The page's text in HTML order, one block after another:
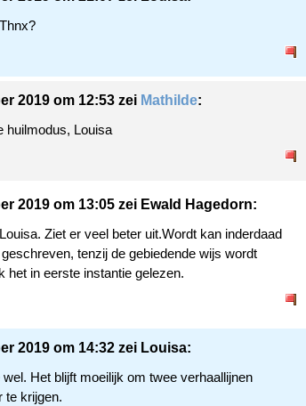
2019 om 12:53 zei Mathilde:
huilmodus, Louisa
2019 om 13:05 zei Ewald Hagedorn:
Ziet er veel beter uit.Wordt kan inderdaad
tenzij de gebiedende wijs wordt
het in eerste instantie gelezen.
2019 om 14:32 zei Louisa:
Het blijft moeilijk om twee verhaallijnen
te krijgen.